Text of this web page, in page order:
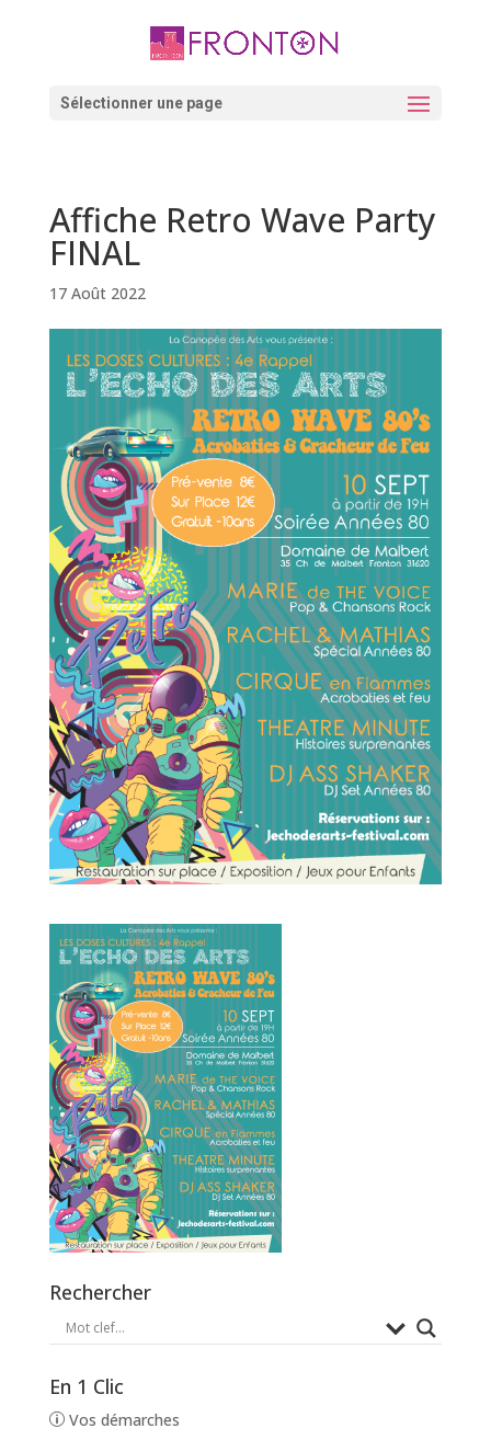
Sélectionner une page
Affiche Retro Wave Party
FINAL
17 Août 2022
Rechercher
En 1 Clic
Vos démarches